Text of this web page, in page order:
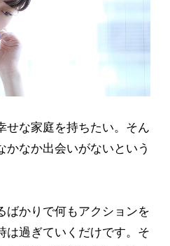
せな家庭を持ちたい。そん
かなか出会いがないという
ばかりで何もアクションを
は過ぎていくだけです。そ